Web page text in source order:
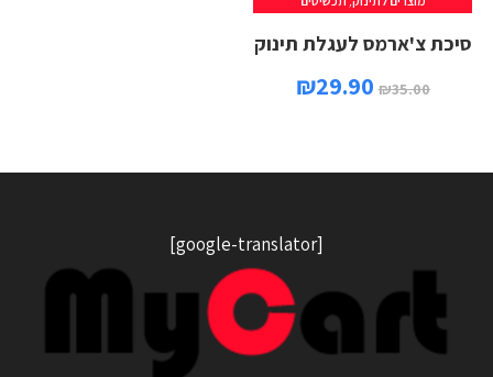
בחר אפשרויות
סיכת צ'ארמס לעגלת תינוק
₪35.00
₪29.90
[google-translator]